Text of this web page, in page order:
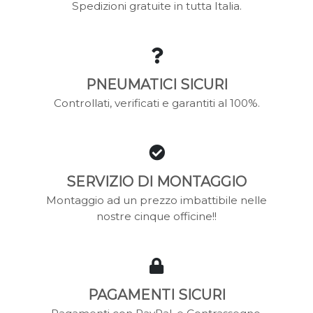
con vere occasioni di modelli. Un'occasione unica per
Su l'ecommerce Mondial Gomme, gomme usate Roma
auto, furgoni, camper, minivan, SUV, jeep
Spedizioni gratuite in tutta Italia.
PNEUMATICI SICURI
Controllati, verificati e garantiti al 100%.
SERVIZIO DI MONTAGGIO
Montaggio ad un prezzo imbattibile nelle
nostre cinque officine!!
PAGAMENTI SICURI